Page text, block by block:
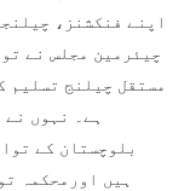
اپنے فنکشنز،
چیئرمین مجلس نے
مستقل چیلنج تسلیم
ہے۔ نہوں
بلوچستان کے
ہیں اورمحکمہ